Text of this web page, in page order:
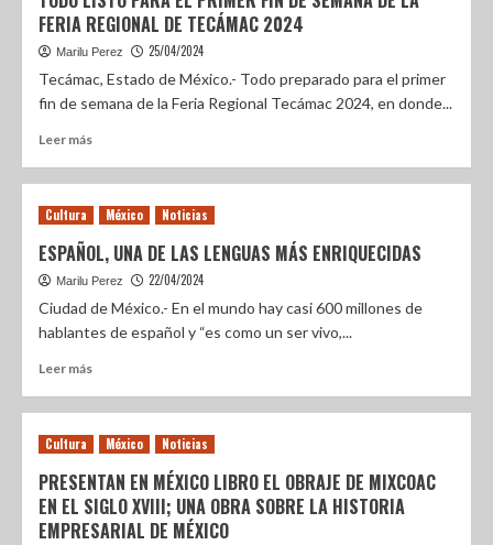
FERIA REGIONAL DE TECÁMAC 2024
Marilu Perez 25/04/2024
Tecámac, Estado de México.- Todo preparado para el primer
fin de semana de la Feria Regional Tecámac 2024, en donde...
Leer más
Cultura México Noticias
ESPAÑOL, UNA DE LAS LENGUAS MÁS ENRIQUECIDAS
Marilu Perez 22/04/2024
Ciudad de México.- En el mundo hay casi 600 millones de
hablantes de español y “es como un ser vivo,...
Leer más
Cultura México Noticias
PRESENTAN EN MÉXICO LIBRO EL OBRAJE DE MIXCOAC
EN EL SIGLO XVIII; UNA OBRA SOBRE LA HISTORIA
EMPRESARIAL DE MÉXICO